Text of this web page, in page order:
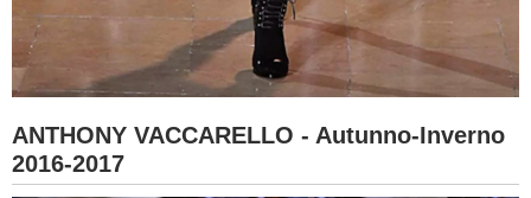
ANTHONY VACCARELLO - Autunno-Inverno
2016-2017